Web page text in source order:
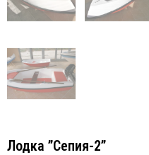
Лодка ”Сепия-2”